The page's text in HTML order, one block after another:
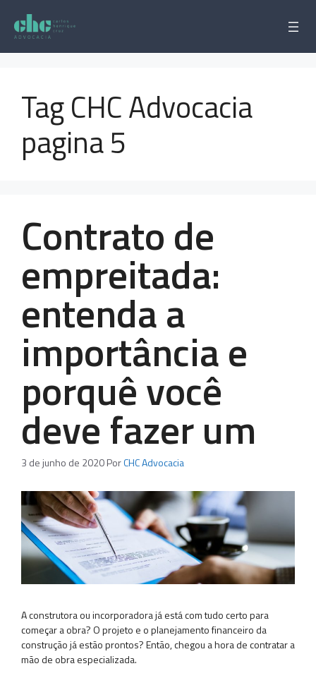
para
conteúdo
Tag CHC Advocacia
pagina 5
Contrato de
empreitada:
entenda a
importância e
porquê você
deve fazer um
3 de junho de 2020PorCHC Advocacia
A construtora ou incorporadora já está com tudo certo para
começar a obra? O projeto e o planejamento financeiro da
construção já estão prontos? Então, chegou a hora de contratar a
mão de obra especializada.